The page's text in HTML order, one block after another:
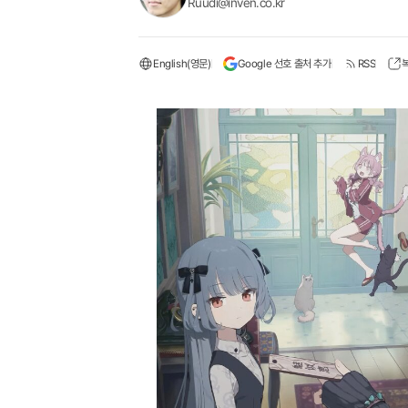
English(영문) Google 선호 출처 추가 RSS